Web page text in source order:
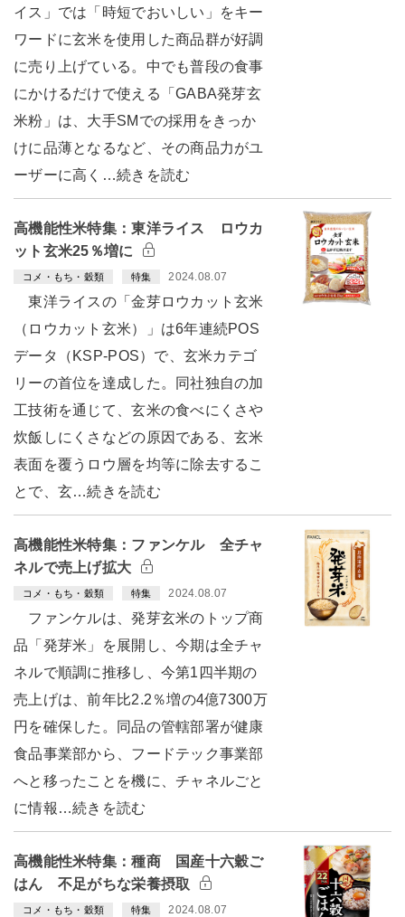
イス」では「時短でおいしい」をキー
ワードに玄米を使用した商品群が好調
に売り上げている。中でも普段の食事
にかけるだけで使える「GABA発芽玄
米粉」は、大手SMでの採用をきっか
けに品薄となるなど、その商品力がユ
ーザーに高く…続きを読む
高機能性米特集：東洋ライス ロウカ
ット玄米25％増に
コメ・もち・穀類 特集 2024.08.07
東洋ライスの「金芽ロウカット玄米
（ロウカット玄米）」は6年連続POS
データ（KSP-POS）で、玄米カテゴ
リーの首位を達成した。同社独自の加
工技術を通じて、玄米の食べにくさや
炊飯しにくさなどの原因である、玄米
表面を覆うロウ層を均等に除去するこ
とで、玄…続きを読む
高機能性米特集：ファンケル 全チャ
ネルで売上げ拡大
コメ・もち・穀類 特集 2024.08.07
ファンケルは、発芽玄米のトップ商
品「発芽米」を展開し、今期は全チャ
ネルで順調に推移し、今第1四半期の
売上げは、前年比2.2％増の4億7300万
円を確保した。同品の管轄部署が健康
食品事業部から、フードテック事業部
へと移ったことを機に、チャネルごと
に情報…続きを読む
高機能性米特集：種商 国産十六穀ご
はん 不足がちな栄養摂取
コメ・もち・穀類 特集 2024.08.07